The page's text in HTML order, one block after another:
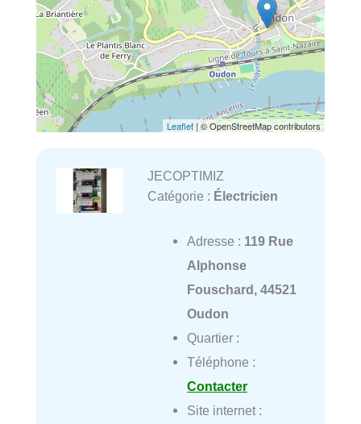
Leaflet| © OpenStreetMap contributors
JECOPTIMIZ
Catégorie : Électricien
Adresse : 119 Rue
Alphonse
Fouschard, 44521
Oudon
Quartier :
Téléphone :
Contacter
Site internet :